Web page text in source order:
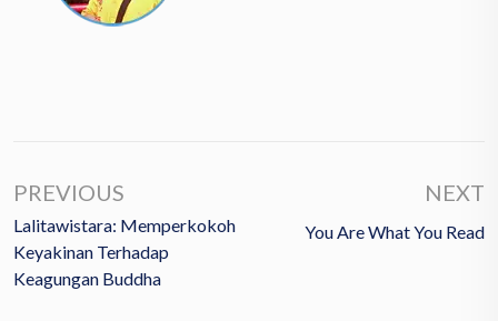
PREVIOUS
Lalitawistara: Memperkokoh
Keyakinan Terhadap
Keagungan Buddha
NEXT
You Are What You Read